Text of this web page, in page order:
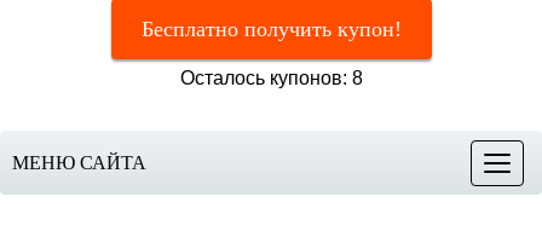
Бесплатно получить купон!
Осталось купонов: 8
Меню
МЕНЮ САЙТА